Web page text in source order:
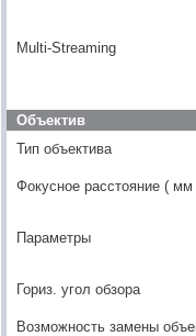
Multi-Streaming
Объектив
Тип объектива
Фокусное расстояние ( мм
Параметры
Гориз. угол обзора
Возможность замены